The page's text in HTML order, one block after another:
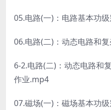
05.电路(一)：电路基本功
06.电路(二)：动态电路和
6-2.电路(二)：动态电路和
作业.mp4
07.磁场(一)：磁场基本功